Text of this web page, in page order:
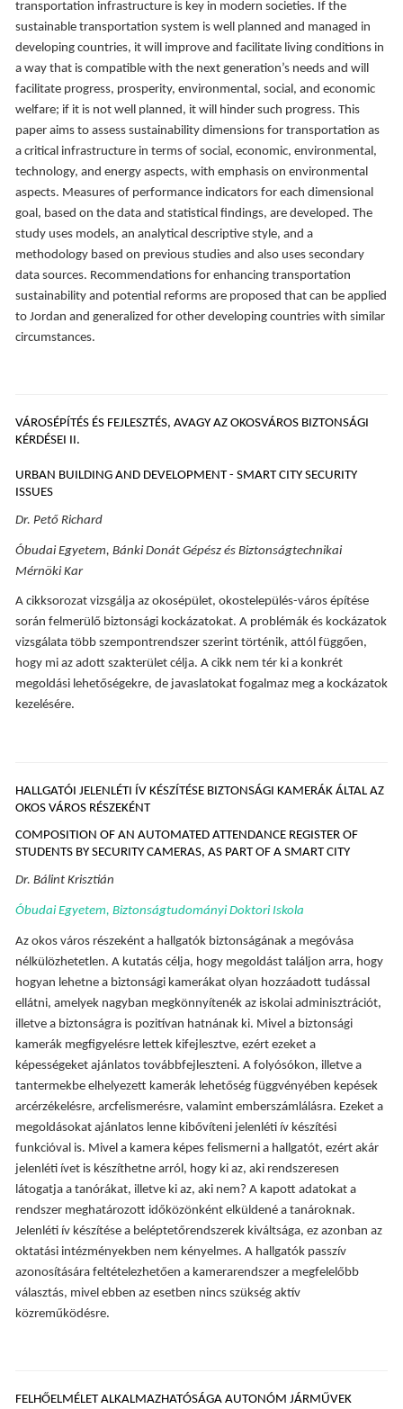
transportation infrastructure is key in modern societies. If the
sustainable transportation system is well planned and managed in
developing countries, it will improve and facilitate living conditions in
a way that is compatible with the next generation’s needs and will
facilitate progress, prosperity, environmental, social, and economic
welfare; if it is not well planned, it will hinder such progress. This
paper aims to assess sustainability dimensions for transportation as
a critical infrastructure in terms of social, economic, environmental,
technology, and energy aspects, with emphasis on environmental
aspects. Measures of performance indicators for each dimensional
goal, based on the data and statistical findings, are developed. The
study uses models, an analytical descriptive style, and a
methodology based on previous studies and also uses secondary
data sources. Recommendations for enhancing transportation
sustainability and potential reforms are proposed that can be applied
to Jordan and generalized for other developing countries with similar
circumstances.
VÁROSÉPÍTÉS ÉS FEJLESZTÉS, AVAGY AZ OKOSVÁROS BIZTONSÁGI
KÉRDÉSEI II.
URBAN BUILDING AND DEVELOPMENT - SMART CITY SECURITY
ISSUES
Dr. Pető Richard
Óbudai Egyetem, Bánki Donát Gépész és Biztonságtechnikai
Mérnöki Kar
A cikksorozat vizsgálja az okosépület, okostelepülés-város építése
során felmerülő biztonsági kockázatokat. A problémák és kockázatok
vizsgálata több szempontrendszer szerint történik, attól függően,
hogy mi az adott szakterület célja. A cikk nem tér ki a konkrét
megoldási lehetőségekre, de javaslatokat fogalmaz meg a kockázatok
kezelésére.
HALLGATÓI JELENLÉTI ÍV KÉSZÍTÉSE BIZTONSÁGI KAMERÁK ÁLTAL AZ
OKOS VÁROS RÉSZEKÉNT
COMPOSITION OF AN AUTOMATED ATTENDANCE REGISTER OF
STUDENTS BY SECURITY CAMERAS, AS PART OF A SMART CITY
Dr. Bálint Krisztián
Óbudai Egyetem, Biztonságtudományi Doktori Iskola
Az okos város részeként a hallgatók biztonságának a megóvása
nélkülözhetetlen. A kutatás célja, hogy megoldást találjon arra, hogy
hogyan lehetne a biztonsági kamerákat olyan hozzáadott tudással
ellátni, amelyek nagyban megkönnyítenék az iskolai adminisztrációt,
illetve a biztonságra is pozitívan hatnának ki. Mivel a biztonsági
kamerák megfigyelésre lettek kifejlesztve, ezért ezeket a
képességeket ajánlatos továbbfejleszteni. A folyósókon, illetve a
tantermekbe elhelyezett kamerák lehetőség függvényében kepések
arcérzékelésre, arcfelismerésre, valamint emberszámlálásra. Ezeket a
megoldásokat ajánlatos lenne kibővíteni jelenléti ív készítési
funkcióval is. Mivel a kamera képes felismerni a hallgatót, ezért akár
jelenléti ívet is készíthetne arról, hogy ki az, aki rendszeresen
látogatja a tanórákat, illetve ki az, aki nem? A kapott adatokat a
rendszer meghatározott időközönként elküldené a tanároknak.
Jelenléti ív készítése a beléptetőrendszerek kiváltsága, ez azonban az
oktatási intézményekben nem kényelmes. A hallgatók passzív
azonosítására feltételezhetően a kamerarendszer a megfelelőbb
választás, mivel ebben az esetben nincs szükség aktív
közreműködésre.
FELHŐELMÉLET ALKALMAZHATÓSÁGA AUTONÓM JÁRMŰVEK